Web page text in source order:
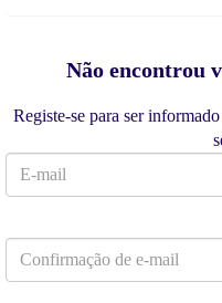
Não encontrou
Registe-se para ser